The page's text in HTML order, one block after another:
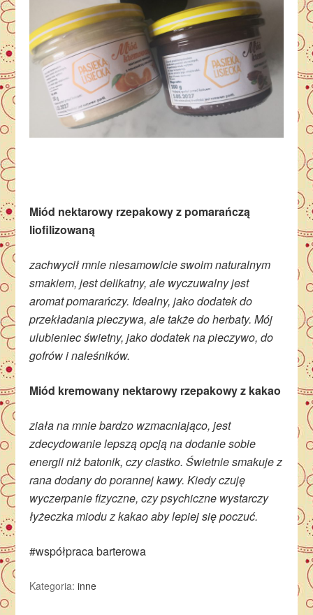
Miód nektarowy rzepakowy z pomarańczą
liofilizowaną
zachwycił mnie niesamowicie swoim naturalnym
smakiem, jest delikatny, ale wyczuwalny jest
aromat pomarańczy. Idealny, jako dodatek do
przekładania pieczywa, ale także do herbaty. Mój
ulubieniec świetny, jako dodatek na pieczywo, do
gofrów i naleśników.
Miód kremowany nektarowy rzepakowy z kakao
ziała na mnie bardzo wzmacniająco, jest
zdecydowanie lepszą opcją na dodanie sobie
energii niż batonik, czy ciastko. Świetnie smakuje z
rana dodany do porannej kawy. Kiedy czuję
wyczerpanie fizyczne, czy psychiczne wystarczy
łyżeczka miodu z kakao aby lepiej się poczuć.
#współpraca barterowa
Kategoria:inne